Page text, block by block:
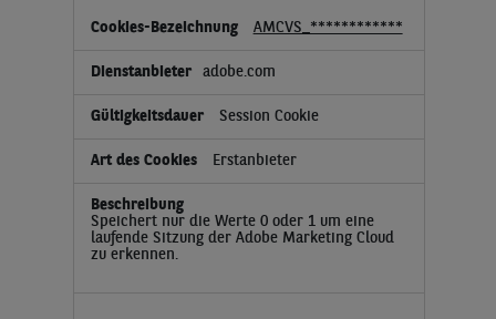
AMCVS_************
adobe.com
Session Cookie
Erstanbieter
Speichert nur die Werte 0 oder 1 um eine
laufende Sitzung der Adobe Marketing Cloud
zu erkennen.